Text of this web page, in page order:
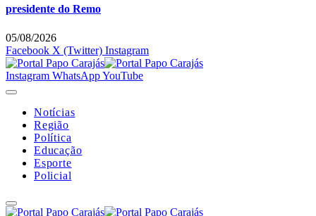
presidente do Remo
05/08/2026
Facebook X (Twitter) Instagram
Instagram WhatsAppYouTube
Notícias
Região
Política
Educação
Esporte
Policial